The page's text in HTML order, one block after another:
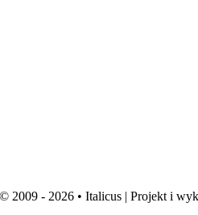
© 2009 - 2026 • Italicus | Projekt i